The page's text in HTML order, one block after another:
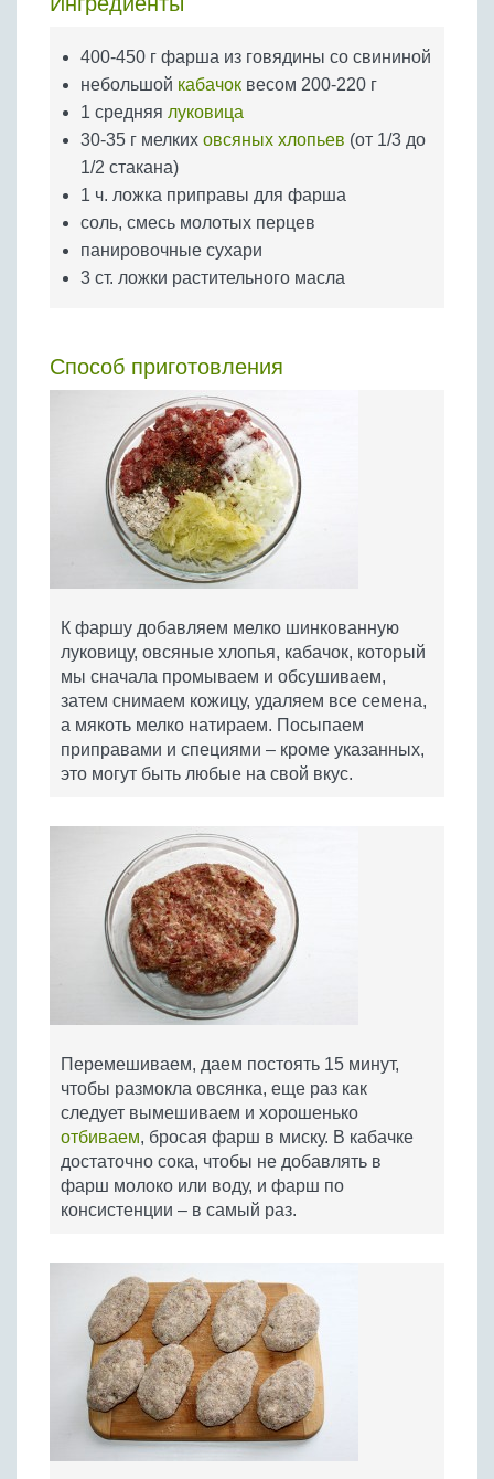
Бобовые
Крупы
400-450 г фарша из говядины со свининой
небольшой кабачок весом 200-220 г
1 средняя луковица
30-35 г мелких овсяных хлопьев (от 1/3 до
1/2 стакана)
1 ч. ложка приправы для фарша
соль, смесь молотых перцев
панировочные сухари
3 ст. ложки растительного масла
Способ приготовления
К фаршу добавляем мелко шинкованную
луковицу, овсяные хлопья, кабачок, который
мы сначала промываем и обсушиваем,
затем снимаем кожицу, удаляем все семена,
а мякоть мелко натираем. Посыпаем
приправами и специями – кроме указанных,
это могут быть любые на свой вкус.
Перемешиваем, даем постоять 15 минут,
чтобы размокла овсянка, еще раз как
следует вымешиваем и хорошенько
отбиваем, бросая фарш в миску. В кабачке
достаточно сока, чтобы не добавлять в
фарш молоко или воду, и фарш по
консистенции – в самый раз.